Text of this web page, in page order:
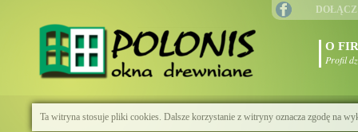
O
Profil
Ta witryna stosuje pliki cookies. Dalsze korzystanie z witryny oznacza zgodę na